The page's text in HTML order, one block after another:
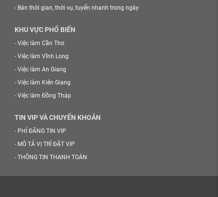
- Bán thời gian, thời vụ, tuyển nhanh trong ngày
KHU VỰC PHỔ BIẾN
- Việc làm Cần Thơ
- Việc làm Vĩnh Long
- Việc làm An Giang
- Việc làm Kiên Giang
- Việc làm Đồng Tháp
TIN VIP VÀ CHUYỂN KHOẢN
- PHÍ ĐĂNG TIN VIP
- MÔ TẢ VỊ TRÍ ĐẶT VIP
- THÔNG TIN THANH TOÁN